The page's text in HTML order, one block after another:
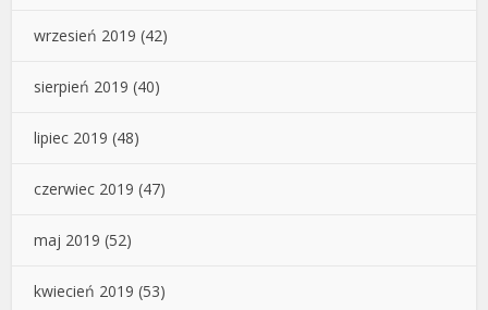
wrzesień 2019 (42)
sierpień 2019 (40)
lipiec 2019 (48)
czerwiec 2019 (47)
maj 2019 (52)
kwiecień 2019 (53)